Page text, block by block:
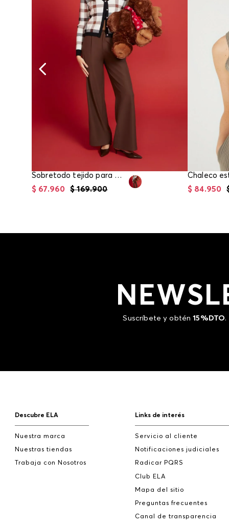
Sobretodo tejido para mujer
$ 169.900
$ 67.960 $ 84.950
Suscríbete y obtén15%DTO.
Descubre ELA
Nuestra marca
Nuestras tiendas
Trabaja con Nosotros
Links de interés
Servicio al cliente
Notificaciones judiciales
Radicar PQRS
Club ELA
Mapa del sitio
Preguntas frecuentes
Canal de transparencia